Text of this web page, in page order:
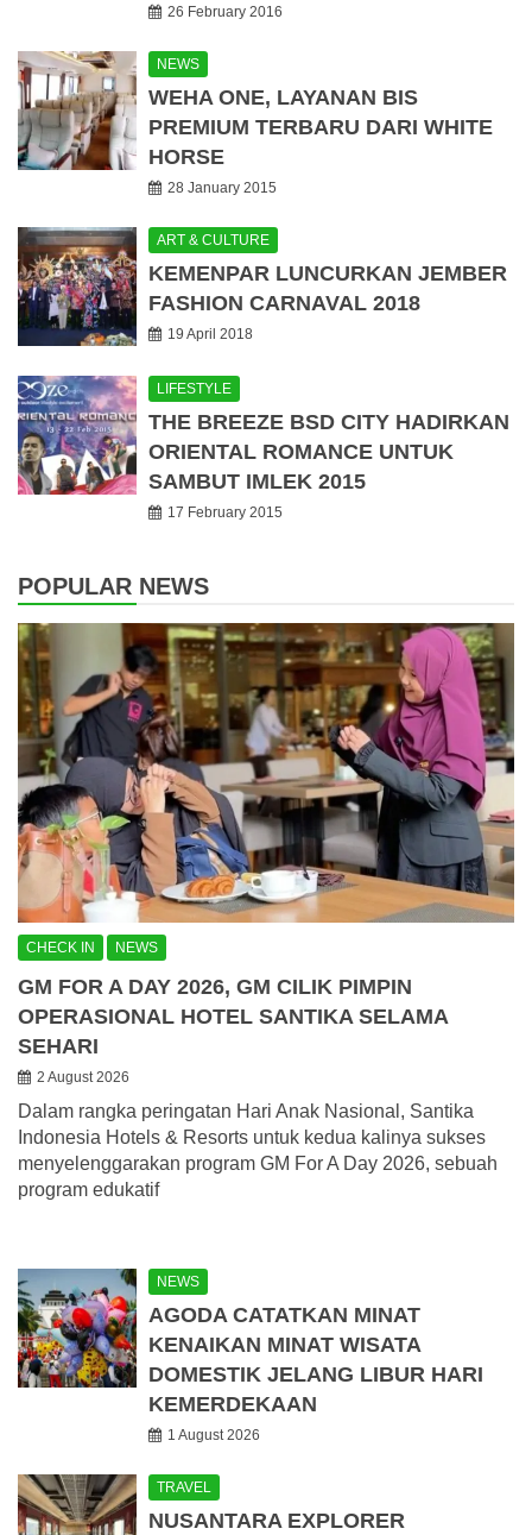
26 February 2016
NEWS
WEHA ONE, LAYANAN BIS
PREMIUM TERBARU DARI WHITE
HORSE
28 January 2015
ART & CULTURE
KEMENPAR LUNCURKAN JEMBER
FASHION CARNAVAL 2018
19 April 2018
LIFESTYLE
THE BREEZE BSD CITY HADIRKAN
ORIENTAL ROMANCE UNTUK
SAMBUT IMLEK 2015
17 February 2015
POPULAR NEWS
CHECK IN NEWS
GM FOR A DAY 2026, GM CILIK PIMPIN
OPERASIONAL HOTEL SANTIKA SELAMA
SEHARI
2 August 2026
Dalam rangka peringatan Hari Anak Nasional, Santika
Indonesia Hotels & Resorts untuk kedua kalinya sukses
menyelenggarakan program GM For A Day 2026, sebuah
program edukatif
NEWS
AGODA CATATKAN MINAT
KENAIKAN MINAT WISATA
DOMESTIK JELANG LIBUR HARI
KEMERDEKAAN
1 August 2026
TRAVEL
NUSANTARA EXPLORER